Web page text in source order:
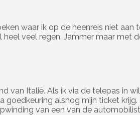
waar ik op de heenreis niet aan
veel regen. Jammer maar met
van Italië. Als ik via de telepas in
alsnog mijn ticket
van een van de